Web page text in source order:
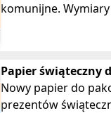
komunijne.
Papier świąteczny
prezentow
Nowy papier do
prezentów